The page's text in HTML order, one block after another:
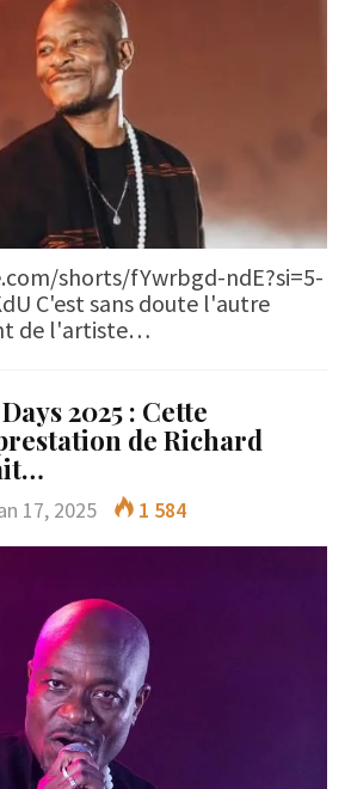
shorts/fYwrbgd-ndE?si=5-
C'est sans doute l'autre
de l'artiste…
2025 : Cette
de Richard
17, 2025
1 584